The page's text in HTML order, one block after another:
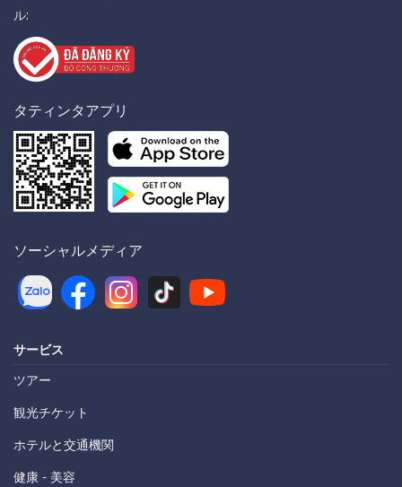
ル:
タティンタアプリ
ソーシャルメディア
サービス
ツアー
観光チケット
ホテルと交通機関
健康 - 美容